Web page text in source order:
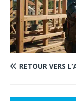
RETOUR VERS